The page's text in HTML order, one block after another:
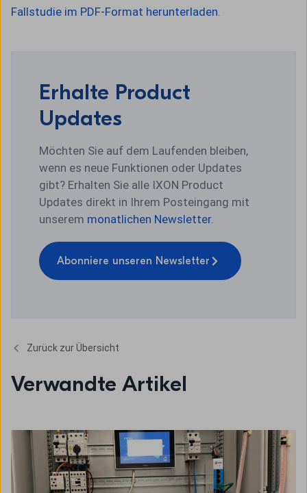
Fallstudie im PDF-Format herunterladen
Erhalte Product
Updates
Möchten Sie auf dem Laufenden bleiben,
wenn es neue Funktionen oder Updates
gibt? Erhalten Sie alle IXON Product
Updates direkt in Ihrem Posteingang mit
unserem monatlichen Newsletter.
Abonniere unseren Newsletter
Zurück zur Übersicht
Verwandte Artikel